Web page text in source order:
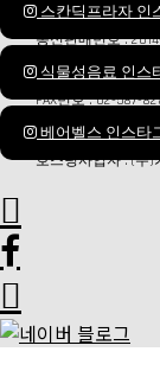
사업자등록번호 :
통신판매번호 :
전화번호 : 02-856-
FAX번호 : 02-587-
개인정보 관리 및 책
호스팅사업자 : (주)

스칸딕프라자 인
식물성음료 인스
베어벨스 인스타

